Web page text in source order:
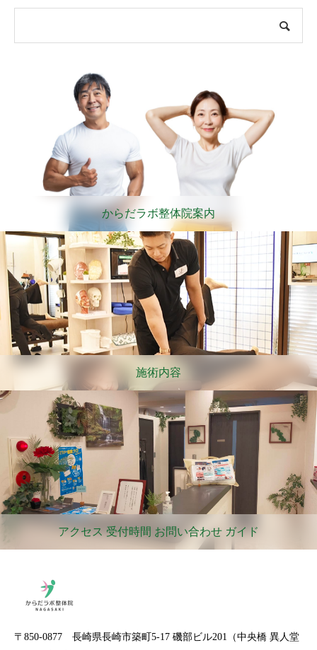
からだラボ整体院案内
施術内容
アクセス 受付時間 お問い合わせ ガイド
〒850-0877 長崎県長崎市築町5-17 磯部ビル201（中央橋 異人堂